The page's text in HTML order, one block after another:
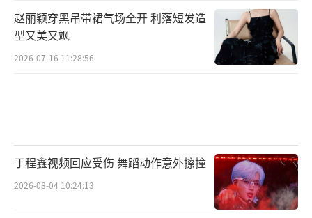
赵丽颖穿黑吊带裙气场全开 利落短发造
型又美又飒
2026-07-16 11:28:56
丁程鑫视频回应受伤 舞蹈动作意外擦撞
2026-08-04 10:24:13